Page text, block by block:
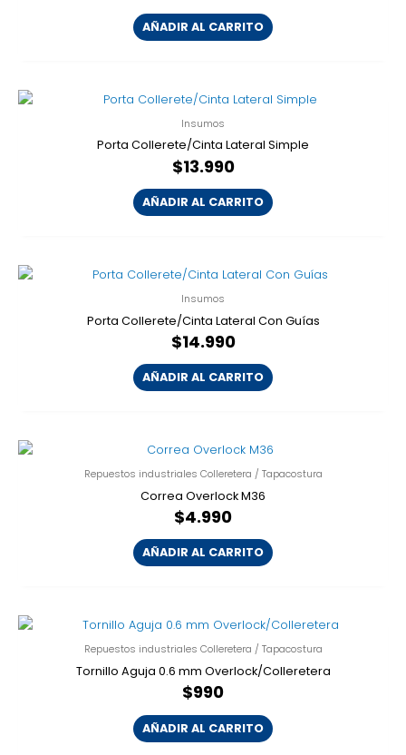
AÑADIR AL CARRITO
Insumos
Porta Collerete/Cinta Lateral Simple
$13.990
AÑADIR AL CARRITO
Insumos
Porta Collerete/Cinta Lateral Con Guías
$14.990
AÑADIR AL CARRITO
Repuestos industriales Colleretera / Tapacostura
Correa Overlock M36
$4.990
AÑADIR AL CARRITO
Repuestos industriales Colleretera / Tapacostura
Tornillo Aguja 0.6 mm Overlock/Colleretera
$990
AÑADIR AL CARRITO